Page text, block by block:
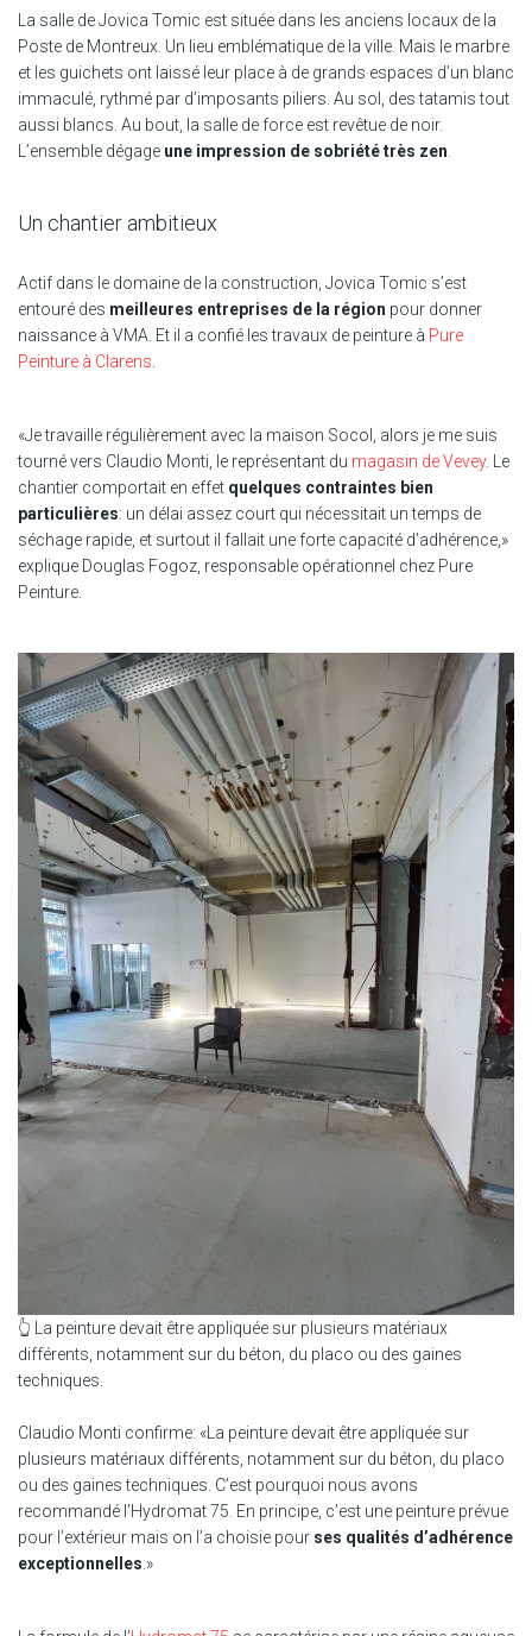
La salle de Jovica Tomic est située dans les anciens locaux de la
Poste de Montreux. Un lieu emblématique de la ville. Mais le marbre
et les guichets ont laissé leur place à de grands espaces d’un blanc
immaculé, rythmé par d’imposants piliers. Au sol, des tatamis tout
aussi blancs. Au bout, la salle de force est revêtue de noir.
L’ensemble dégage une impression de sobriété très zen
Un chantier ambitieux
Actif dans le domaine de la construction, Jovica Tomic s’est
entouré des meilleures entreprises de la région pour donner
naissance à VMA. Et il a confié les travaux de peinture à Pure
Peinture à Clarens
«Je travaille régulièrement avec la maison Socol, alors je me suis
tourné vers Claudio Monti, le représentant du magasin de Vevey. Le
chantier comportait en effet quelques contraintes bien
particulières: un délai assez court qui nécessitait un temps de
séchage rapide, et surtout il fallait une forte capacité d’adhérence,»
explique Douglas Fogoz, responsable opérationnel chez Pure
Peinture.
👆 La peinture devait être appliquée sur plusieurs matériaux
différents, notamment sur du béton, du placo ou des gaines
techniques.
Claudio Monti confirme: «La peinture devait être appliquée sur
plusieurs matériaux différents, notamment sur du béton, du placo
ou des gaines techniques. C’est pourquoi nous avons
recommandé l’Hydromat 75. En principe, c’est une peinture prévue
pour l’extérieur mais on l’a choisie pour ses qualités d’adhérence
exceptionnelles .»